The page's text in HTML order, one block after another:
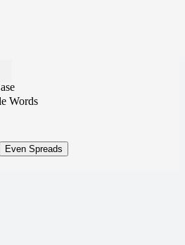
1套)
Words
Even Spreads